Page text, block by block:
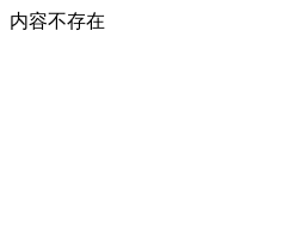
内容不存在